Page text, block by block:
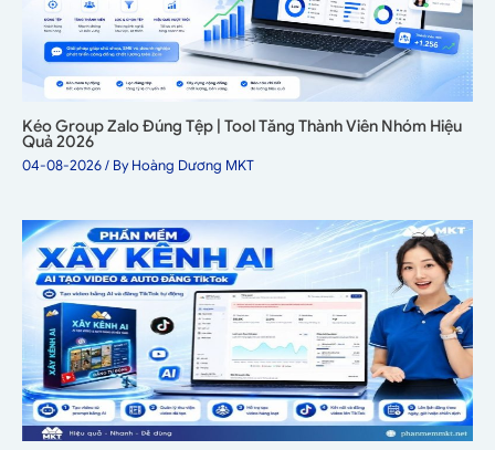
Kéo Group Zalo Đúng Tệp | Tool Tăng Thành Viên Nhóm Hiệu
Quả 2026
04-08-2026/ ByHoàng Dương MKT